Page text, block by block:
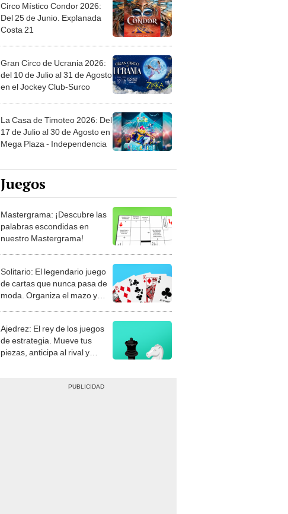
Circo Místico Condor 2026:
Del 25 de Junio. Explanada
Costa 21
Gran Circo de Ucrania 2026:
del 10 de Julio al 31 de Agosto
en el Jockey Club-Surco
La Casa de Timoteo 2026: Del
17 de Julio al 30 de Agosto en
Mega Plaza - Independencia
Juegos
Mastergrama: ¡Descubre las
palabras escondidas en
nuestro Mastergrama!
Solitario: El legendario juego
de cartas que nunca pasa de
moda. Organiza el mazo y
Ajedrez: El rey de los juegos
de estrategia. Mueve tus
piezas, anticipa al rival y